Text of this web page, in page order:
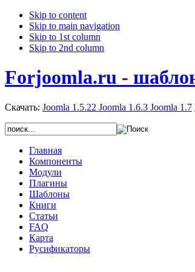
Skip to content
Skip to main navigation
Skip to 1st column
Skip to 2nd column
Forjoomla.ru -
Скачать: Joomla 1.5.22 Joomla 1.6.3 Joomla 1.7
Главная
Компоненты
Модули
Плагины
Шаблоны
Книги
Статьи
FAQ
Карта
Русификаторы